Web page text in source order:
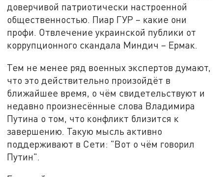
доверчивой патриотически настроенной
общественностью. Пиар ГУР – какие они
профи. Отвлечение украинской публики от
коррупционного скандала Миндич – Ермак.
Тем не менее ряд военных экспертов думают,
что это действительно произойдёт в
ближайшее время, о чём свидетельствуют и
недавно произнесённые слова Владимира
Путина о том, что конфликт близится к
завершению. Такую мысль активно
поддерживают в Сети: "Вот о чём говорил
Путин".